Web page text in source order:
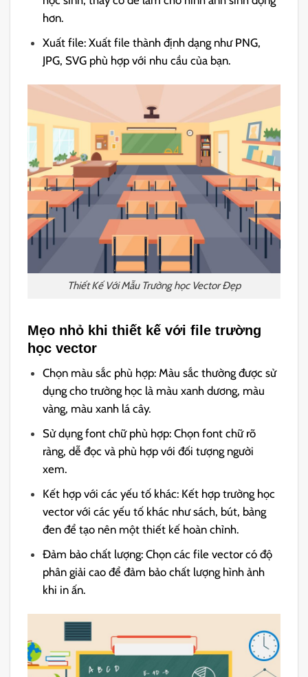
hơn.
Xuất file: Xuất file thành định dạng như PNG,
JPG, SVG phù hợp với nhu cầu của bạn.
Thiết Kế Với Mẫu Trường học Vector Đẹp
Mẹo nhỏ khi thiết kế với file trường
học vector
Chọn màu sắc phù hợp: Màu sắc thường được sử
dụng cho trường học là màu xanh dương, màu
vàng, màu xanh lá cây.
Sử dụng font chữ phù hợp: Chọn font chữ rõ
ràng, dễ đọc và phù hợp với đối tượng người
xem.
Kết hợp với các yếu tố khác: Kết hợp trường học
vector với các yếu tố khác như sách, bút, bảng
đen để tạo nên một thiết kế hoàn chỉnh.
Đảm bảo chất lượng: Chọn các file vector có độ
phân giải cao để đảm bảo chất lượng hình ảnh
khi in ấn.